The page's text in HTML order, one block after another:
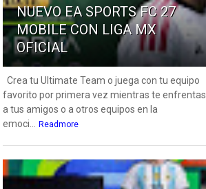
NUEVO EA SPORTS FC 27
MOBILE CON LIGA MX
OFICIAL
Crea tu Ultimate Team o juega con tu equipo
favorito por primera vez mientras te enfrentas
a tus amigos o a otros equipos en la
emoci...
Readmore